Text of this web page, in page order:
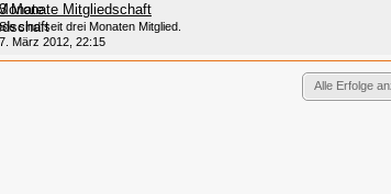
3 Monate Mitgliedschaft
Sie sind seit drei Monaten Mitglied.
7. März 2012, 22:15
Alle Erfolge